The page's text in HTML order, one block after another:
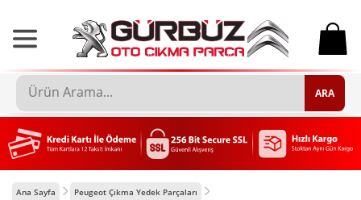
0
ARA
Ana Sayfa Peugeot Çıkma Yedek Parçaları